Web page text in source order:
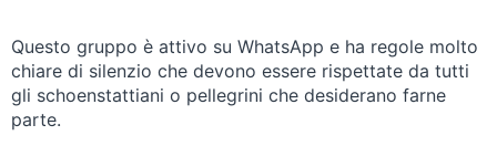
Questo gruppo è attivo su WhatsApp e ha regole molto
chiare di silenzio che devono essere rispettate da tutti
gli schoenstattiani o pellegrini che desiderano farne
parte.